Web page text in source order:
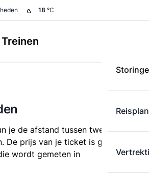
18 °C
je de afstand tussen twee
De prijs van je ticket is gebaseerd
wordt gemeten in